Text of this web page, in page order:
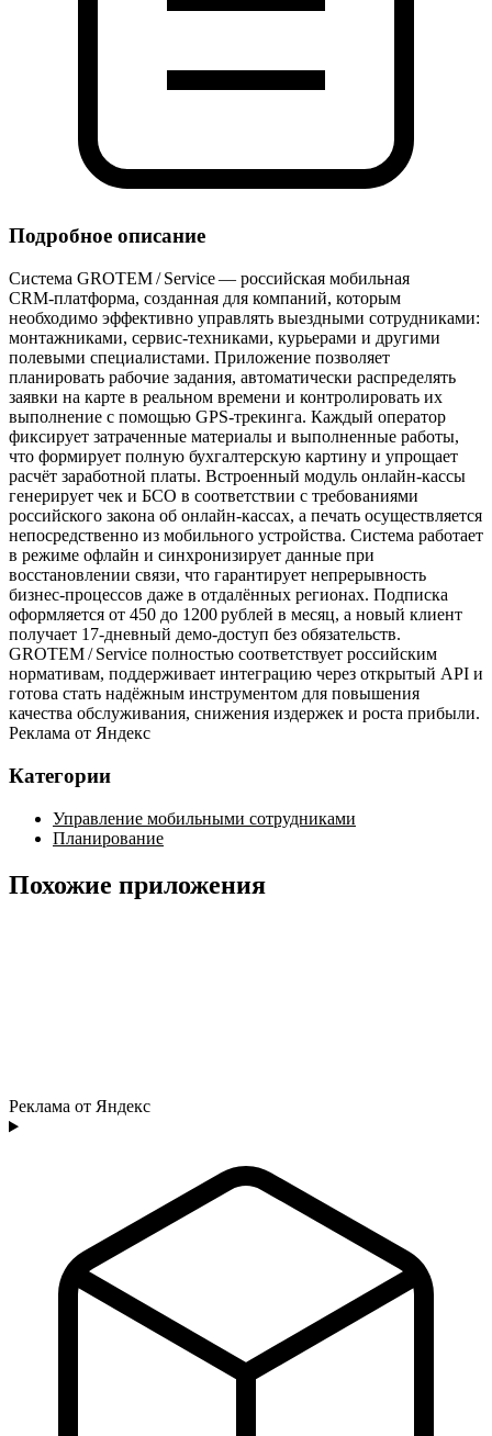
Подробное описание
Система GROTEM / Service — российская мобильная
CRM‑платформа, созданная для компаний, которым
необходимо эффективно управлять выездными сотрудниками:
монтажниками, сервис‑техниками, курьерами и другими
полевыми специалистами. Приложение позволяет
планировать рабочие задания, автоматически распределять
заявки на карте в реальном времени и контролировать их
выполнение с помощью GPS‑трекинга. Каждый оператор
фиксирует затраченные материалы и выполненные работы,
что формирует полную бухгалтерскую картину и упрощает
расчёт заработной платы. Встроенный модуль онлайн‑кассы
генерирует чек и БСО в соответствии с требованиями
российского закона об онлайн‑кассах, а печать осуществляется
непосредственно из мобильного устройства. Система работает
в режиме офлайн и синхронизирует данные при
восстановлении связи, что гарантирует непрерывность
бизнес‑процессов даже в отдалённых регионах. Подписка
оформляется от 450 до 1200 рублей в месяц, а новый клиент
получает 17‑дневный демо‑доступ без обязательств.
GROTEM / Service полностью соответствует российским
нормативам, поддерживает интеграцию через открытый API и
готова стать надёжным инструментом для повышения
качества обслуживания, снижения издержек и роста прибыли.
Реклама от Яндекс
Категории
Управление мобильными сотрудниками
Планирование
Похожие приложения
Реклама от Яндекс